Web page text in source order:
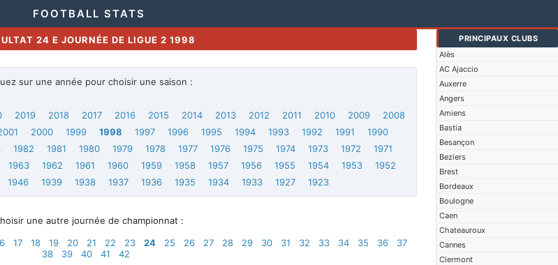
FOOTBALL STATS
PRINCIPAUX CLUBS
Alès
AC Ajaccio
Auxerre
Angers
Amiens
Bastia
Besançon
Beziers
Brest
Bordeaux
Boulogne
Caen
Chateauroux
Cannes
Clermont
24 E JOURNÉE DE LIGUE 2 1998
sur une année pour choisir une saison :
2019 2018 2017 2016 2015 2014 2013 2012 2011 2010 2009
2008
2000 1999 1998 1997 1996 1995 1994 1993 1992 1991
1990
1982 1981 1980 1979 1978 1977 1976 1975 1974 1973 1972
1971
1963 1962 1961 1960 1959 1958 1957 1956 1955 1954 1953
1952
1946 1939 1938 1937 1936 1935 1934 1933 1927 1923
une autre journée de championnat :
17 18 19 20 21 22 23 24 25 26 27 28 29 30 31 32 33 34 35 36
37
38
39 40 41 42